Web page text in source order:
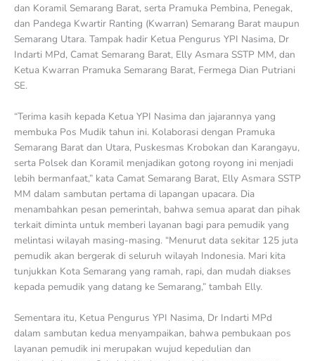
dan Koramil Semarang Barat, serta Pramuka Pembina, Penegak,
dan Pandega Kwartir Ranting (Kwarran) Semarang Barat maupun
Semarang Utara. Tampak hadir Ketua Pengurus YPI Nasima, Dr
Indarti MPd, Camat Semarang Barat, Elly Asmara SSTP MM, dan
Ketua Kwarran Pramuka Semarang Barat, Fermega Dian Putriani
SE.
“Terima kasih kepada Ketua YPI Nasima dan jajarannya yang
membuka Pos Mudik tahun ini. Kolaborasi dengan Pramuka
Semarang Barat dan Utara, Puskesmas Krobokan dan Karangayu,
serta Polsek dan Koramil menjadikan gotong royong ini menjadi
lebih bermanfaat,” kata Camat Semarang Barat, Elly Asmara SSTP
MM dalam sambutan pertama di lapangan upacara. Dia
menambahkan pesan pemerintah, bahwa semua aparat dan pihak
terkait diminta untuk memberi layanan bagi para pemudik yang
melintasi wilayah masing-masing. “Menurut data sekitar 125 juta
pemudik akan bergerak di seluruh wilayah Indonesia. Mari kita
tunjukkan Kota Semarang yang ramah, rapi, dan mudah diakses
kepada pemudik yang datang ke Semarang,” tambah Elly.
Sementara itu, Ketua Pengurus YPI Nasima, Dr Indarti MPd
dalam sambutan kedua menyampaikan, bahwa pembukaan pos
layanan pemudik ini merupakan wujud kepedulian dan